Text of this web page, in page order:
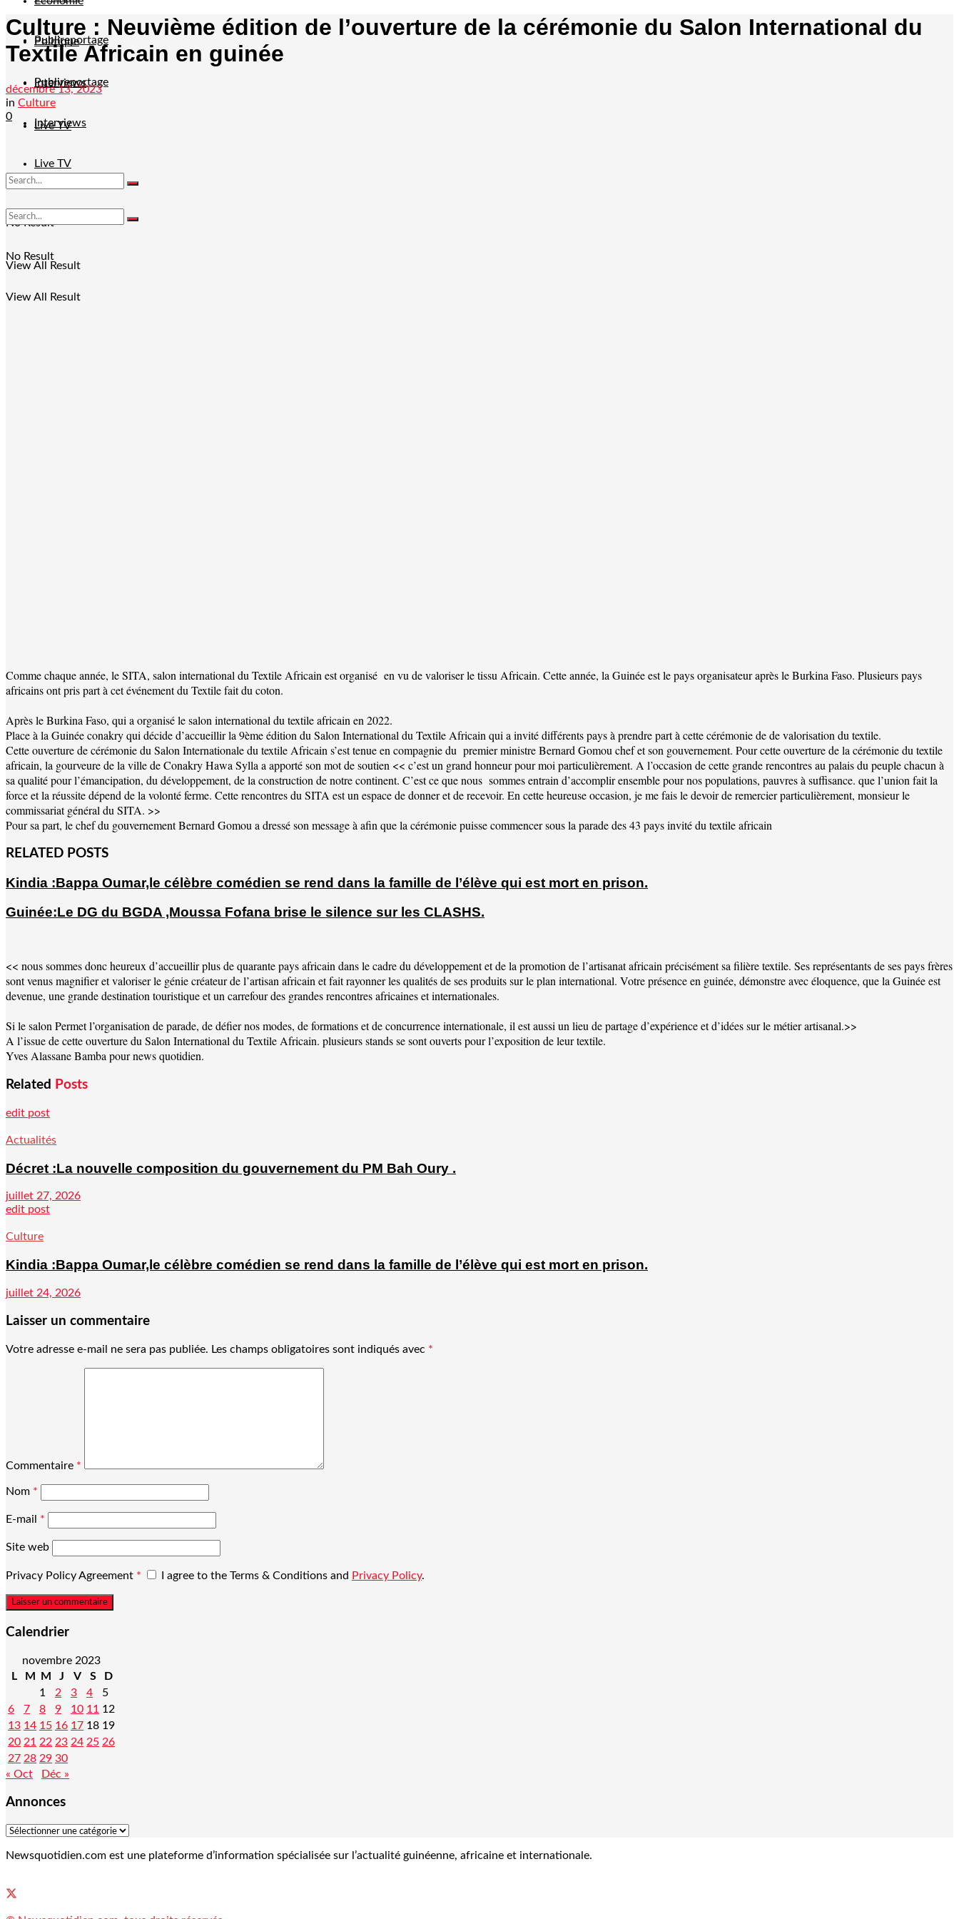
Publireportage
Interviews
Live TV
No Result
View All Result
Politique
Publireportage
Interviews
Live TV
No Result
View All Result
Culture : Neuvième édition de l’ouverture de la cérémonie du Salon International du
Textile Africain en guinée
décembre 13, 2023
in Culture
0
Comme chaque année, le SITA, salon international du Textile Africain est organisé en vu de valoriser le tissu Africain. Cette année, la Guinée est le pays organisateur après le Burkina Faso. Plusieurs pays
africains ont pris part à cet événement du Textile fait du coton.
Après le Burkina Faso, qui a organisé le salon international du textile africain en 2022.
Place à la Guinée conakry qui décide d’accueillir la 9ème édition du Salon International du Textile Africain qui a invité différents pays à prendre part à cette cérémonie de de valorisation du textile.
Cette ouverture de cérémonie du Salon Internationale du textile Africain s’est tenue en compagnie du premier ministre Bernard Gomou chef et son gouvernement. Pour cette ouverture de la cérémonie du textile
africain, la gourveure de la ville de Conakry Hawa Sylla a apporté son mot de soutien << c’est un grand honneur pour moi particulièrement. A l’occasion de cette grande rencontres au palais du peuple chacun à
sa qualité pour l’émancipation, du développement, de la construction de notre continent. C’est ce que nous sommes entrain d’accomplir ensemble pour nos populations, pauvres à suffisance. que l’union fait la
force et la réussite dépend de la volonté ferme. Cette rencontres du SITA est un espace de donner et de recevoir. En cette heureuse occasion, je me fais le devoir de remercier particulièrement, monsieur le
commissariat général du SITA. >>
Pour sa part, le chef du gouvernement Bernard Gomou a dressé son message à afin que la cérémonie puisse commencer sous la parade des 43 pays invité du textile africain
RELATED POSTS
Kindia :Bappa Oumar,le célèbre comédien se rend dans la famille de l’élève qui est mort en prison.
Guinée:Le DG du BGDA ,Moussa Fofana brise le silence sur les CLASHS.
<< nous sommes donc heureux d’accueillir plus de quarante pays africain dans le cadre du développement et de la promotion de l’artisanat africain précisément sa filière textile. Ses représentants de ses pays frères
sont venus magnifier et valoriser le génie créateur de l’artisan africain et fait rayonner les qualités de ses produits sur le plan international. Votre présence en guinée, démonstre avec éloquence, que la Guinée est
devenue, une grande destination touristique et un carrefour des grandes rencontres africaines et internationales.
Si le salon Permet l’organisation de parade, de défier nos modes, de formations et de concurrence internationale, il est aussi un lieu de partage d’expérience et d’idées sur le métier artisanal.>>
A l’issue de cette ouverture du Salon International du Textile Africain. plusieurs stands se sont ouverts pour l’exposition de leur textile.
Yves Alassane Bamba pour news quotidien.
Related Posts
edit post
Actualités
Décret :La nouvelle composition du gouvernement du PM Bah Oury .
juillet 27, 2026
edit post
Culture
Kindia :Bappa Oumar,le célèbre comédien se rend dans la famille de l’élève qui est mort en prison.
juillet 24, 2026
Laisser un commentaire
Votre adresse e-mail ne sera pas publiée. Les champs obligatoires sont indiqués avec *
Commentaire *
Nom *
E-mail *
Site web
Privacy Policy Agreement * I agree to the Terms & Conditions and Privacy Policy.
Calendrier
novembre 2023
L
M M J V S
D
1
2 3 4
5
6
7 8 9 10 11 12
13 14 15 16 17 18 19
20 21 22 23 24 25 26
27 28 29 30
« Oct
Déc »
Annonces
Newsquotidien.com est une plateforme d’information spécialisée sur l’actualité guinéenne, africaine et internationale.